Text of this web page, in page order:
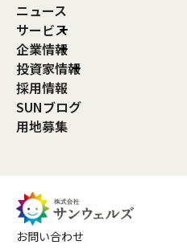
ニュース
サービス
企業情報
投資家情報
採用情報
SUNブログ
用地募集
お問い合わせ